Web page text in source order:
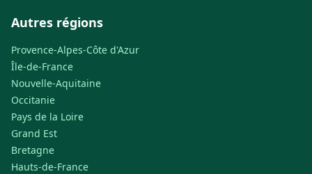
Autres régions
Provence-Alpes-Côte d'Azur
Île-de-France
Nouvelle-Aquitaine
Occitanie
Pays de la Loire
Grand Est
Bretagne
Hauts-de-France